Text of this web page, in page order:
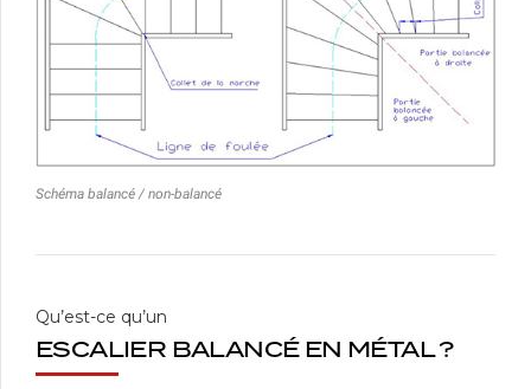
Schéma balancé / non-balancé
Qu’est-ce qu’un
ESCALIER BALANCÉ EN MÉTAL ?